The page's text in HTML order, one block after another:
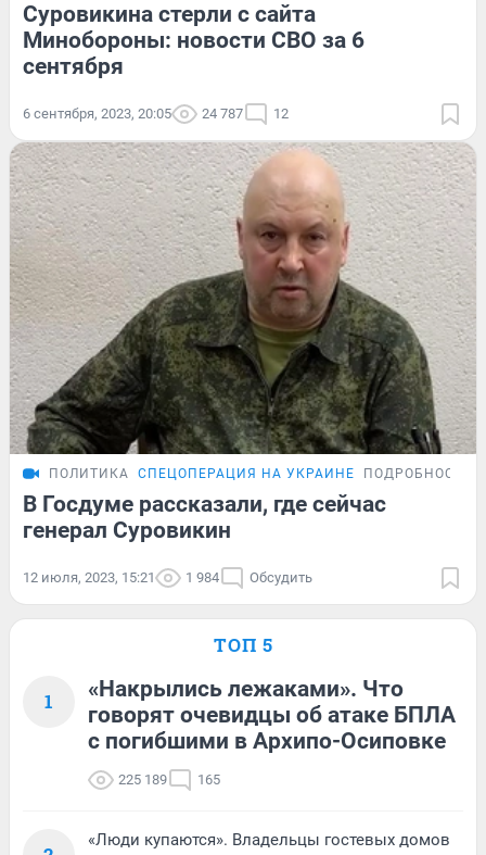
Суровикина стерли с сайта
Минобороны: новости СВО за 6
сентября
6 сентября, 2023, 20:05 24 787 12
ПОЛИТИКА СПЕЦОПЕРАЦИЯ НА УКРАИНЕ ПОДРОБНОСТИ
В Госдуме рассказали, где сейчас
генерал Суровикин
12 июля, 2023, 15:21 1 984 Обсудить
ТОП 5
1
«Накрылись лежаками». Что
говорят очевидцы об атаке БПЛА
с погибшими в Архипо-Осиповке
225 189 165
«Люди купаются». Владельцы гостевых домов